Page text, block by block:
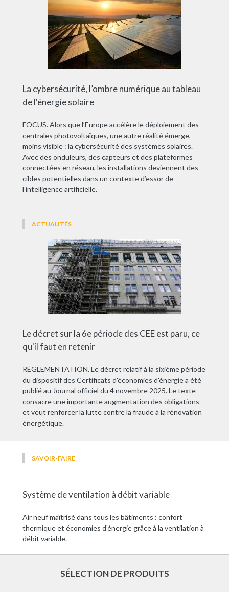
La cybersécurité, l’ombre numérique au tableau
de l'énergie solaire
FOCUS. Alors que l’Europe accélère le déploiement des
centrales photovoltaïques, une autre réalité émerge,
moins visible : la cybersécurité des systèmes solaires.
Avec des onduleurs, des capteurs et des plateformes
connectées en réseau, les installations deviennent des
cibles potentielles dans un contexte d’essor de
l’intelligence artificielle.
ACTUALITÉS
Le décret sur la 6e période des CEE est paru, ce
qu'il faut en retenir
RÉGLEMENTATION. Le décret relatif à la sixième période
du dispositif des Certificats d'économies d'énergie a été
publié au Journal officiel du 4 novembre 2025. Le texte
consacre une importante augmentation des obligations
et veut renforcer la lutte contre la fraude à la rénovation
énergétique.
SAVOIR-FAIRE
Système de ventilation à débit variable
Air neuf maîtrisé dans tous les bâtiments : confort
thermique et économies d’énergie grâce à la ventilation à
débit variable.
SÉLECTION DE PRODUITS